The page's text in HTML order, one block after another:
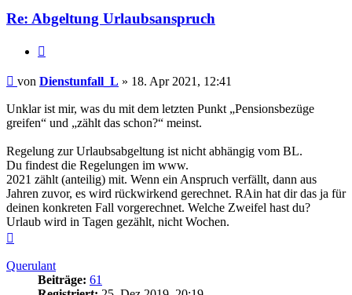
Re: Abgeltung Urlaubsanspruch
Beitrag
von Dienstunfall_L » 18. Apr 2021, 12:41
Unklar ist mir, was du mit dem letzten Punkt „Pensionsbezüge
greifen“ und „zählt das schon?“ meinst.
Regelung zur Urlaubsabgeltung ist nicht abhängig vom BL.
Du findest die Regelungen im www.
2021 zählt (anteilig) mit. Wenn ein Anspruch verfällt, dann aus
Jahren zuvor, es wird rückwirkend gerechnet. RAin hat dir das ja für
deinen konkreten Fall vorgerechnet. Welche Zweifel hast du?
Urlaub wird in Tagen gezählt, nicht Wochen.
Querulant
Beiträge: 61